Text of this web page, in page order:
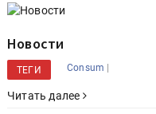
Новости
ТЕГИ Consum |
Читать далее